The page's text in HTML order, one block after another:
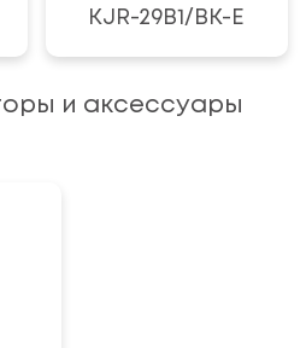
KJR-29B1/BK-E
и аксессуары